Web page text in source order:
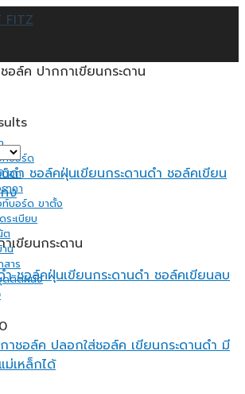
ท์บอร์ด
ก็อก
าคา
ท์บอร์ด ขาตั้ง
ะเบียบ
ต
าน
สาร
ดติดผนัง
อล์ค ปากกาเขียนกระดาน
เขียนกระดาน
ำ ชอล์คฝุ่นเขียนกระดานดำ ชอล์คเขียนลบ
Price
range:
฿29.00